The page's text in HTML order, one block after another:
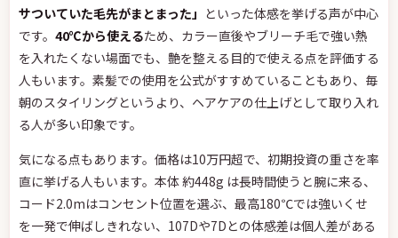
サついていた毛先がまとまった」 といった体感を挙げる声が中心
です。 40℃から使えるため、カラー直後やブリーチ毛で強い熱
を入れたくない場面でも、艶を整える目的で使える点を評価する
人もいます。素髪での使用を公式がすすめていることもあり、毎
朝のスタイリングというより、ヘアケアの仕上げとして取り入れ
る人が多い印象です。
気になる点もあります。価格は10万円超で、初期投資の重さを率
直に挙げる人もいます。本体 約448g は長時間使うと腕に来る、
コード2.0mはコンセント位置を選ぶ、最高180℃では強いくせ
を一発で伸ばしきれない、107Dや7Dとの体感差は個人差がある